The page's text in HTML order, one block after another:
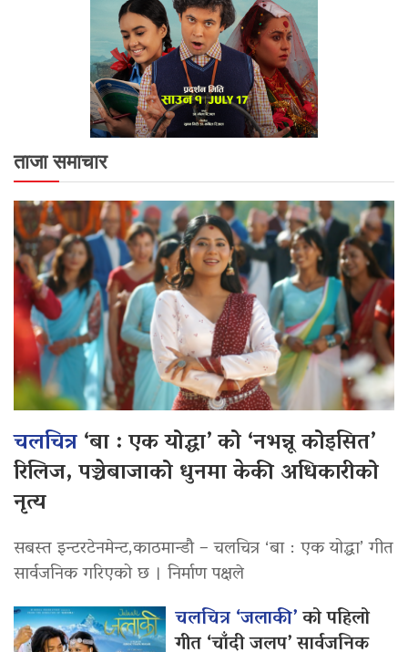
ताजा समाचार
चलचित्र‘बा : एक योद्धा’ को ‘नभन्नू कोइसित’
रिलिज, पञ्चेबाजाको धुनमा केकी अधिकारीको
नृत्य
सबस्त इन्टरटेनमेन्ट,काठमान्डौ – चलचित्र ‘बा : एक योद्धा’ गीत
सार्वजनिक गरिएको छ । निर्माण पक्षले
चलचित्र ‘जलाकी’को पहिलो
गीत ‘चाँदी जलप’ सार्वजनिक